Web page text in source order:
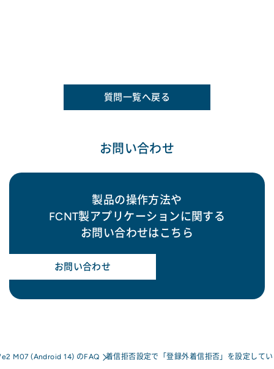
質問一覧へ戻る
お問い合わせ
製品の操作方法や
FCNT製アプリケーションに関する
お問い合わせはこちら
お問い合わせ
M07 (Android 14) のFAQ 着信拒否設定で「登録外着信拒否」を設定して